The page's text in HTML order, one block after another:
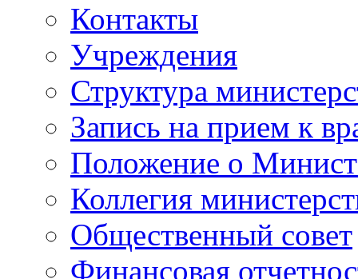
Контакты
Учреждения
Структура
Запись на прием к
Положение о
Коллегия
Общественный совет
Финансовая